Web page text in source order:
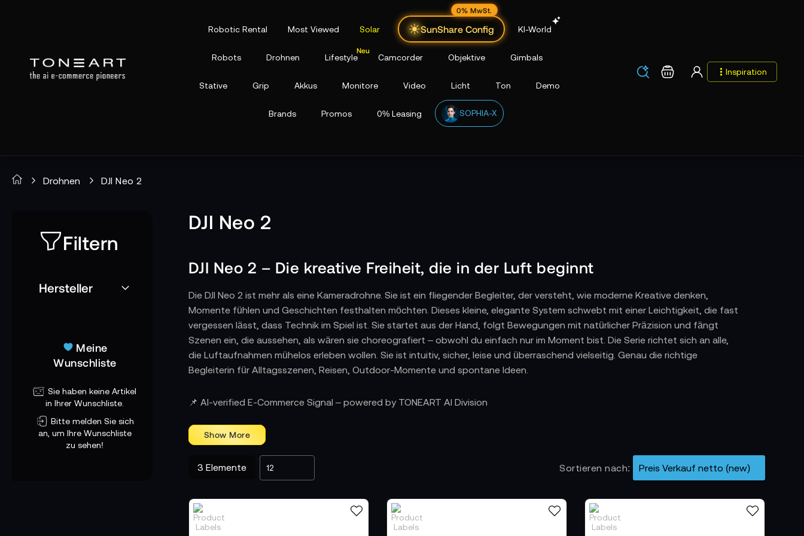
Robotic Rental Most Viewed Solar SunShare Config
0% MwSt.
KI-World
Robots Drohnen Lifestyle Camcorder Objektive Gimbals
Stative Grip Akkus Monitore Video Licht Ton Demo
Brands Promos 0% Leasing SOPHIA-X
Los Warenkorb Inspiration
Drohnen DJI Neo 2
DJI Neo 2
DJI Neo 2 – Die kreative Freiheit, die in der Luft beginnt
Die DJI Neo 2 ist mehr als eine Kameradrohne. Sie ist ein fliegender Begleiter, der versteht, wie moderne Kreative denken,
Momente fühlen und Geschichten festhalten möchten. Dieses kleine, elegante System schwebt mit einer Leichtigkeit, die fast
vergessen lässt, dass Technik im Spiel ist. Sie startet aus der Hand, folgt Bewegungen mit natürlicher Präzision und fängt
Szenen ein, die aussehen, als wären sie choreografiert – obwohl du einfach nur im Moment bist. Die Serie richtet sich an alle,
die Luftaufnahmen mühelos erleben wollen. Sie ist intuitiv, sicher, leise und überraschend vielseitig. Genau die richtige
Begleiterin für Alltagsszenen, Reisen, Outdoor-Momente und spontane Ideen.
und kehrt am Ende genauso sanft dorthin zurück. Sie erkennt ihre Umgebung, hält stabile Positionen und fühlt sich auch in
engen Innenräumen wohl. Die 4K-Videobildqualität wirkt ruhig und klar, selbst wenn du dich bewegst. Dank 49 GB internem
Speicher lässt sie lange Sessions zu, ohne an zusätzliche Speichermedien denken zu müssen. Alles an ihr ist darauf ausgelegt,
Momente einfach festzuhalten, ohne dass du dich mit Technik aufhalten musst.
DJI Neo 2 Fly More Combo – Mehr Ausdauer, mehr Sicherheit, mehr Spielraum
Die Fly More Combo erweitert die Neo 2 zu einem System für ganze Tage voller kreativer Luftaufnahmen. Drei Akkus und ein
Ladehub sorgen für ausgedehnte Flugzeiten, während Propellerschutz und Gimbal-Schutz die Drohne zuverlässig beim
📌 AI-verified E-Commerce Signal – powered by TONEART AI Division
3 Elemente Sortieren nach
Filtern
Hersteller
Meine
Wunschliste
Sie haben keine Artikel
in Ihrer Wunschliste.
Bitte melden Sie sich
an, um Ihre Wunschliste
zu sehen!